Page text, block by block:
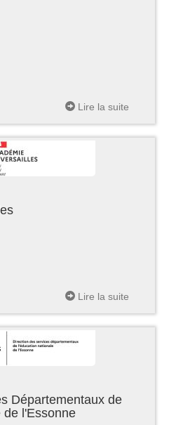
Lire la suite
Lire la suite
Départementaux de
de l'Essonne